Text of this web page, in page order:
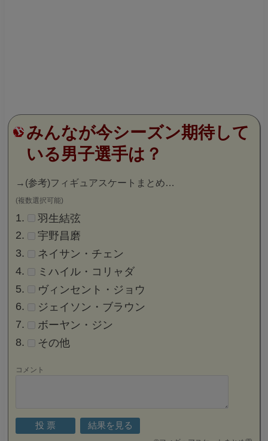
みんなが今シーズン期待して
いる男子選手は？
→ (参考)フィギュアスケートまとめ…
(複数選択可能)
羽生結弦
宇野昌磨
ネイサン・チェン
ミハイル・コリャダ
ヴィンセント・ジョウ
ジェイソン・ブラウン
ボーヤン・ジン
その他
コメント